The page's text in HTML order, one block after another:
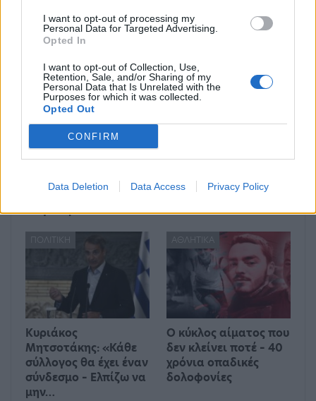
I want to opt-out of processing my
Personal Data for Targeted Advertising.
Opted In
I want to opt-out of Collection, Use,
Retention, Sale, and/or Sharing of my
Personal Data that Is Unrelated with the
Purposes for which it was collected.
Opted Out
CONFIRM
Data Deletion Data Access Privacy Policy
ΑΘΛΗΤΙΚΆ
Αντιγόνη
Ντρισμπιώτη:
μετάλλιο στα 35 χλμ
Παγκόσμιο…
Ανοιχτό το
ενδεχόμενο ακόμα…
ΠΟΛΙΤΙΚΉ
Κυριάκος
Μητσοτάκης: «Κάθε
σύλλογος θα έχει έναν
σύνδεσμο – Ελπίζω να
μην…
ΑΘΛΗΤΙΚΆ
Ο κύκλος αίματος που
δεν κλείνει ποτέ – 40
χρόνια οπαδικές
δολοφονίες